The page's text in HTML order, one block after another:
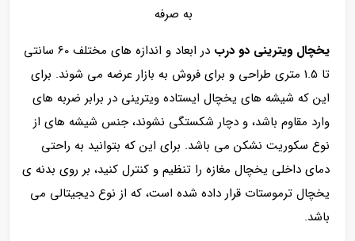
به صرفه
یخچال ویترینی دو درب
در ابعاد و اندازه های مختلف 60 سانتی
تا 1.5 متری طراحی و برای فروش به بازار عرضه می شوند. برای
این که شیشه های یخچال ایستاده ویترینی در برابر ضربه های
وارد مقاوم باشد، و دچار شکستگی نشوند، جنس شیشه های از
نوع سکوریت نشکن می باشد. برای این که بتوانید به راحتی
دمای داخلی یخچال مغازه را تنظیم و کنترل کنید، بر روی بدنه ی
یخچال ترموستات قرار داده شده است، که از نوع دیجیتالی می
باشد.